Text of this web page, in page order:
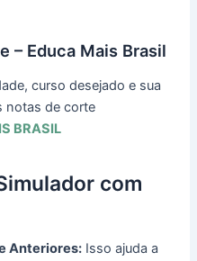
– Educa Mais Brasil
curso desejado e sua
notas de corte
BRASIL
com
Anteriores: Isso ajuda a